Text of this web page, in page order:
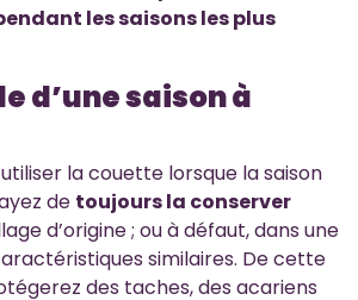
les saisons les plus
d’une saison à
la couette lorsque la saison
de toujours la conserver
d’origine ; ou à défaut, dans une
similaires. De cette
des taches, des acariens